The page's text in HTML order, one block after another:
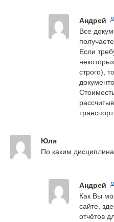
Андрей
Все
Если
строго),
Юля
По каким
Андрей
Как Вы
сайте,
отчётов